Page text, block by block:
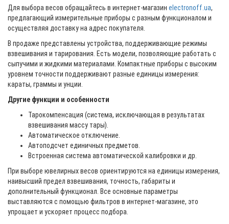
Для выбора весов обращайтесь в интернет-магазин electronoff.ua,
предлагающий измерительные приборы с разным функционалом и
осуществляя доставку на адрес покупателя.
В продаже представлены устройства, поддерживающие режимы
взвешивания и тарирования. Есть модели, позволяющие работать с
сыпучими и жидкими материалами. Компактные приборы с высоким
уровнем точности поддерживают разные единицы измерения:
караты, граммы и унции.
Другие функции и особенности
Тарокомпенсация (система, исключающая в результатах
взвешивания массу тары).
Автоматическое отключение.
Автоподсчет единичных предметов.
Встроенная система автоматической калибровки и др.
При выборе ювелирных весов ориентируются на единицы измерения,
наивысший предел взвешивания, точность, габариты и
дополнительный функционал. Все основные параметры
выставляются с помощью фильтров в интернет-магазине, это
упрощает и ускоряет процесс подбора.